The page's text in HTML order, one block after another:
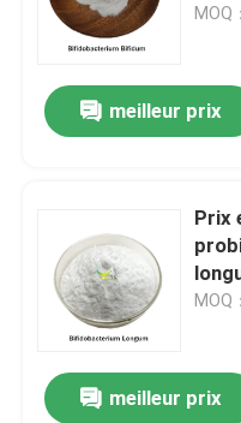
MOQ
meilleur prix
Prix
MOQ
meilleur prix